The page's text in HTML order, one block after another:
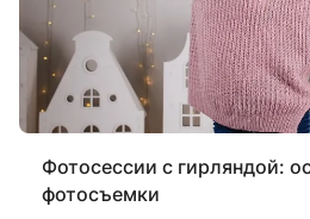
Фотосессии с гирляндой:
фотосъемки